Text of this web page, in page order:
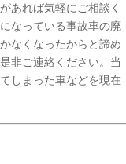
あれば気軽にご相談く
なっている事故車の廃
なくなったからと諦め
非ご連絡ください。当
しまった車などを現在